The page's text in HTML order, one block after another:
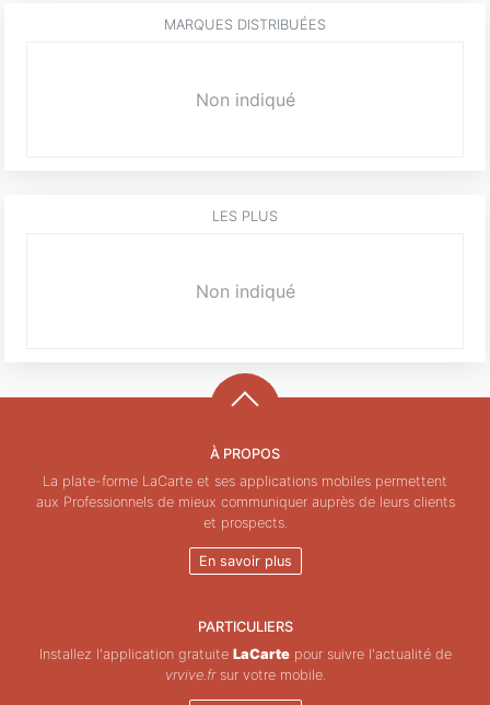
MARQUES DISTRIBUÉES
Non indiqué
LES PLUS
Non indiqué
À PROPOS
La plate-forme LaCarte et ses applications mobiles permettent
aux Professionnels de mieux communiquer auprès de leurs clients
et prospects.
En savoir plus
PARTICULIERS
Installez l'application gratuite LaCartepour suivre l'actualité de
vrvive.frsur votre mobile.